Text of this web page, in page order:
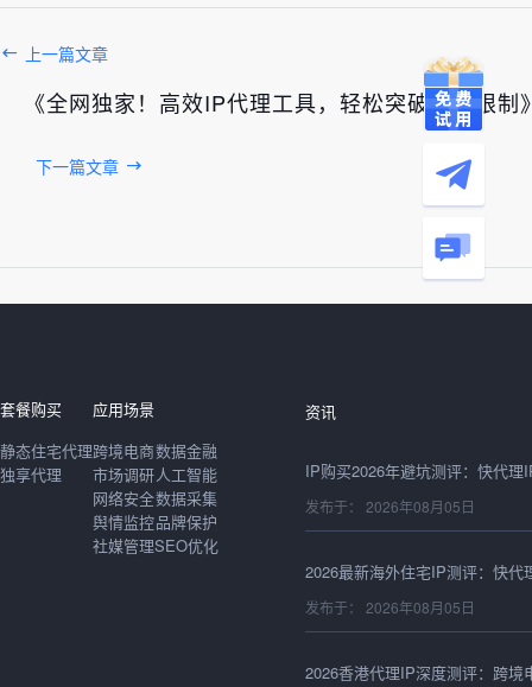
上一篇文章
《全网独家！高效IP代理工具，轻松突破网络限制
下一篇文章
套餐购买
静态住宅代理
独享代理
应用场景
跨境电商
市场调研
网络安全
舆情监控
社媒管理
数据金融
人工智能
数据采集
品牌保护
SEO优化
资讯
发布于： 2026年08月06日
发布于： 2026年08月05日
发布于： 2026年08月05日